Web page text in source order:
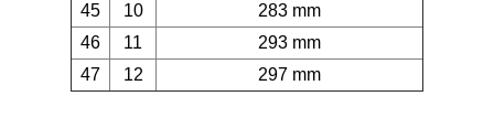
45
10
283 mm
46
11
293 mm
47
12 297 mm